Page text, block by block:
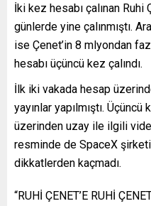
İki kez hesabı çalınan Ruhi
günlerde yine çalınmıştı.
ise Çenet’in 8 mlyondan
hesabı üçüncü kez çalındı.
İlk iki vakada hesap
yayınlar yapılmıştı.
üzerinden uzay ile ilgili
resminde de SpaceX
dikkatlerden kaçmadı.
“RUHİ ÇENET’E RUHİ